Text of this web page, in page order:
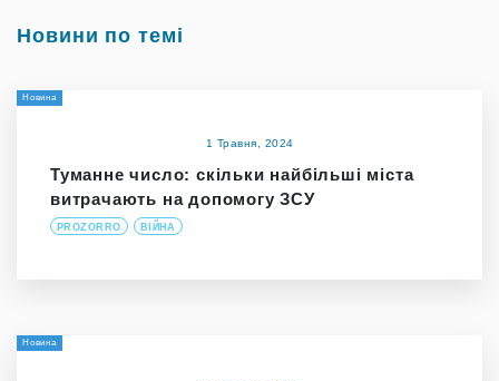
Новини по темі
Новина
1 Травня, 2024
Туманне число: скільки найбільші міста
витрачають на допомогу ЗСУ
PROZORRO ВІЙНА
Новина